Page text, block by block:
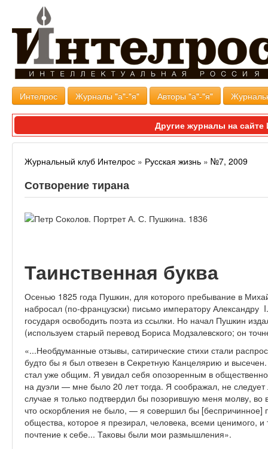
Интелрос Журналы "а"-"я" Авторы "а"-"я"
Другие журналы на
Журнальный клуб Интелрос » Русская жизнь » №7, 2009
Сотворение тирана
Таинственная буква
Осенью 1825 года Пушкин, для которого пребывание в
набросал (по-французски) письмо императору Александру
государя освободить поэта из ссылки. Но начал Пушкин
(используем старый перевод Бориса Модзалевского; он
«...Необдуманные отзывы, сатирические стихи стали
будто бы я был отвезен в Секретную Канцелярию и
стал уже общим. Я увидал себя опозоренным в
на дуэли — мне было 20 лет тогда. Я соображал, не
случае я только подтвердил бы позорившую меня молву,
что оскорбления не было, — я совершил бы [беспричинное]
общества, которое я презирал, человека, всеми ценимого,
почтение к себе... Таковы были мои размышления».